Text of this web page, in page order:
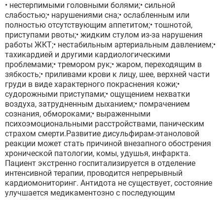
• нестерпимыми головными болями;• сильной
слабостью;• нарушениями сна;• ослабленным или
полностью отсутствующим аппетитом;• тошнотой,
приступами рвоты;• жидким стулом из-за нарушения
работы ЖКТ;• нестабильным артериальным давлением;•
тахикардией и другими кардиологическими
проблемами;• тремором рук;• жаром, переходящим в
зябкость;• приливами крови к лицу, шее, верхней части
груди в виде характерного покраснения кожи;•
судорожными приступами;• ощущением нехватки
воздуха, затрудненным дыханием;• помрачением
сознания, обмороками;• выраженными
психоэмоциональными расстройствами, паническим
страхом смерти.Развитие дисульфирам-этаноловой
реакции может стать причиной внезапного обострения
хронической патологии, комы, удушья, инфаркта.
Пациент экстренно госпитализируется в отделение
интенсивной терапии, проводится непрерывный
кардиомониторинг. Антидота не существует, состояние
улучшается медикаментозно с последующим